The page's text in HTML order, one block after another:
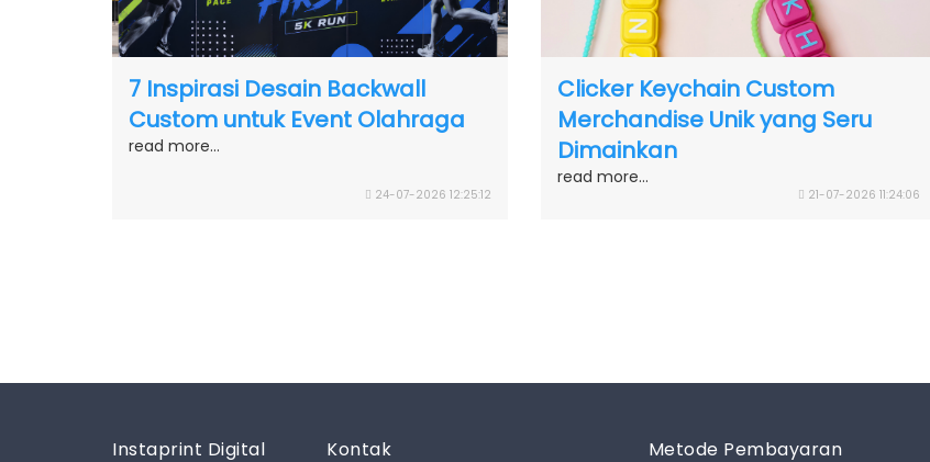
7 Inspirasi Desain Backwall
Custom untuk Event Olahraga
read more...
24-07-2026 12:25:12
Clicker Keychain Custom
Merchandise Unik yang Seru
Dimainkan
read more...
21-07-2026 11:24:06
Instaprint Digital
Kontak Metode Pembayaran